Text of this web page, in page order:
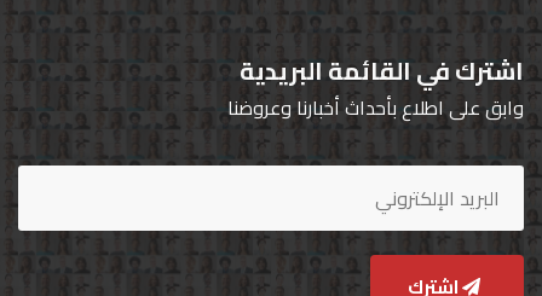
اشترك في القائمة البريدية
وابق على اطلاع بأحداث أخبارنا وعروضنا
اشترك